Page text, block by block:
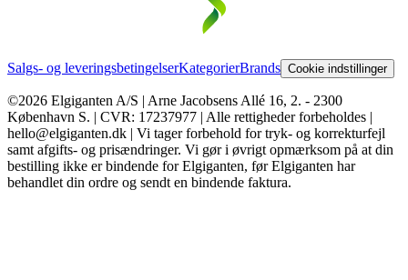
Salgs- og leveringsbetingelserKategorierBrands Cookie indstillinger
©2026 Elgiganten A/S | Arne Jacobsens Allé 16, 2. - 2300
København S. | CVR: 17237977 | Alle rettigheder forbeholdes |
hello@elgiganten.dk | Vi tager forbehold for tryk- og korrekturfejl
samt afgifts- og prisændringer. Vi gør i øvrigt opmærksom på at din
bestilling ikke er bindende for Elgiganten, før Elgiganten har
behandlet din ordre og sendt en bindende faktura.